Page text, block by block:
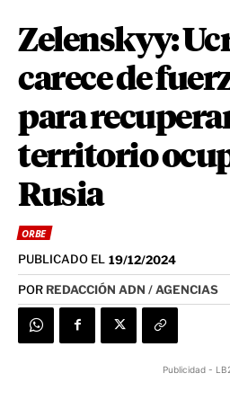
Zelenskyy:
carece de
para
territorio
Rusia
ORBE
PUBLICADO EL 19/12/2024
POR REDACCIÓN ADN / AGENCIAS
Publicidad -